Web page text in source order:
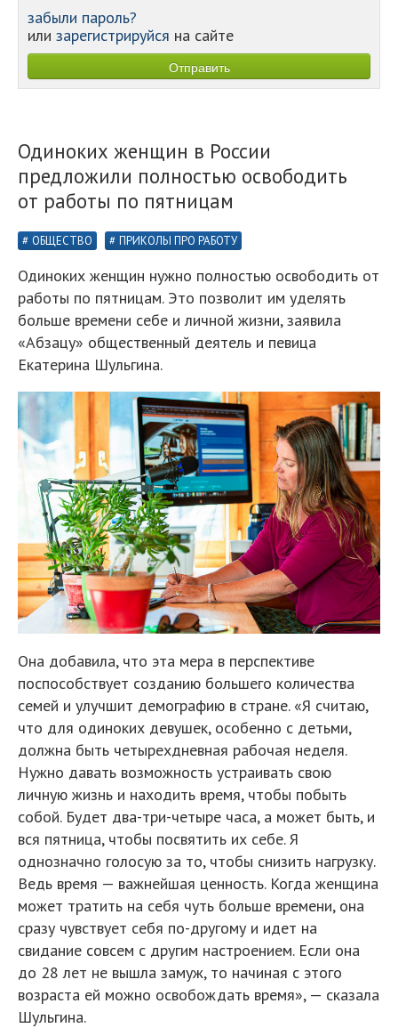
забыли пароль?
или зарегистрируйся на сайте
Одиноких женщин в России
предложили полностью освободить
от работы по пятницам
ОБЩЕСТВО ПРИКОЛЫ ПРО РАБОТУ
Одиноких женщин нужно полностью освободить от
работы по пятницам. Это позволит им уделять
больше времени себе и личной жизни, заявила
«Абзацу» общественный деятель и певица
Екатерина Шульгина.
Она добавила, что эта мера в перспективе
поспособствует созданию большего количества
семей и улучшит демографию в стране. «Я считаю,
что для одиноких девушек, особенно с детьми,
должна быть четырехдневная рабочая неделя.
Нужно давать возможность устраивать свою
личную жизнь и находить время, чтобы побыть
собой. Будет два-три-четыре часа, а может быть, и
вся пятница, чтобы посвятить их себе. Я
однозначно голосую за то, чтобы снизить нагрузку.
Ведь время — важнейшая ценность. Когда женщина
может тратить на себя чуть больше времени, она
сразу чувствует себя по-другому и идет на
свидание совсем с другим настроением. Если она
до 28 лет не вышла замуж, то начиная с этого
возраста ей можно освобождать время», — сказала
Шульгина.